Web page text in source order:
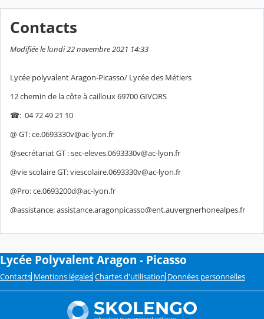
Contacts
Modifiée le lundi 22 novembre 2021 14:33
Lycée polyvalent Aragon-Picasso/ Lycée des Métiers
12 chemin de la côte à cailloux 69700 GIVORS
☎: 04 72 49 21 10
@ GT: ce.0693330v@ac-lyon.fr
@secrétariat GT : sec-eleves.0693330v@ac-lyon.fr
@vie scolaire GT: viescolaire.0693330v@ac-lyon.fr
@Pro: ce.0693200d@ac-lyon.fr
@assistance: assistance.aragonpicasso@ent.auvergnerhonealpes.fr
Lycée Polyvalent Aragon - Picasso
Contacts Mentions légales Chartes d'utilisation Données personnelles